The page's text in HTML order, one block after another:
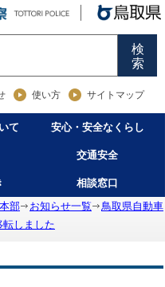
検
索
使い方 サイトマップ
て 安心・安全なくらし
交通安全
相談窓口
部 お知らせ一覧
鳥取県自動車
しました